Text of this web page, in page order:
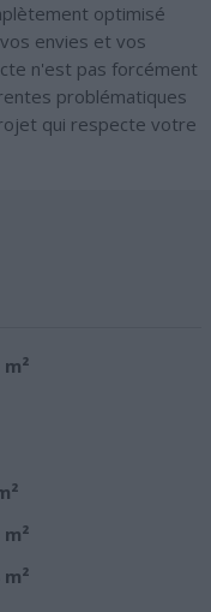
optimisé
envies et vos
n'est pas forcément
problématiques
qui respecte votre